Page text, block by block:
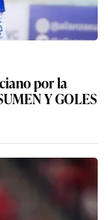
por la
fecha 4 del Torneo Clausura | RESUMEN Y GOLES